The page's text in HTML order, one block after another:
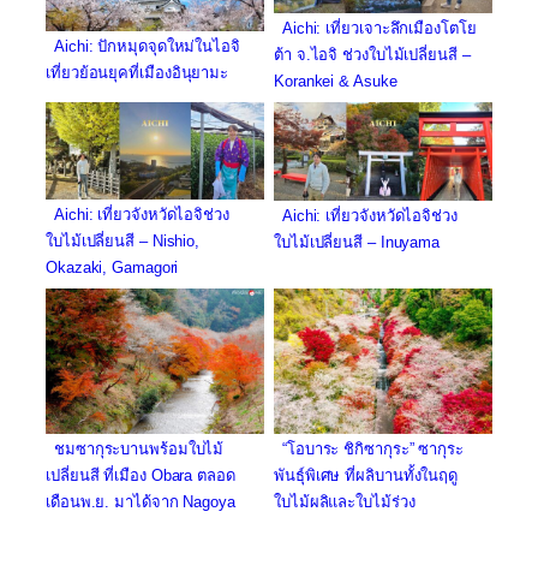
Aichi: ปักหมุดจุดใหม่ในไอจิ
เที่ยวย้อนยุคที่เมืองอินุยามะ
Aichi: เที่ยวเจาะลึกเมืองโตโย
ต้า จ.ไอจิ ช่วงใบไม้เปลี่ยนสี –
Korankei & Asuke
Aichi: เที่ยวจังหวัดไอจิช่วง
ใบไม้เปลี่ยนสี – Nishio,
Okazaki, Gamagori
Aichi: เที่ยวจังหวัดไอจิช่วง
ใบไม้เปลี่ยนสี – Inuyama
ชมซากุระบานพร้อมใบไม้
เปลี่ยนสี ที่เมือง Obara ตลอด
เดือนพ.ย. มาได้จาก Nagoya
“โอบาระ ชิกิซากุระ” ซากุระ
พันธุ์พิเศษ ที่ผลิบานทั้งในฤดู
ใบไม้ผลิและใบไม้ร่วง